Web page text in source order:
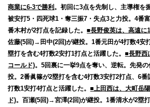
商業に6-3で勝利。初回に3点を先制し、主導権を
被安打5・四死球1・奪三振7・失点3と力投。4番
番木村が2打点を記録した。■長野俊英は、高遠に
佐藤(5回)→田中(2回)が継投。1番元田が4打数4安
塁打を含む4打数2安打1打点と活躍した。■長野西
コールド)。5回裏に一挙9点を奪い、逆転。先発
投。2番眞篠が2塁打を含む4打数3安打2打点、6
打数1安打4打点と活躍した。■上田西は、大町岳
ド)。百瀬(5回)→宮澤(2回)が継投。1番清水が2塁